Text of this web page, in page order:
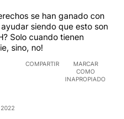
se han ganado con
siendo que esto son
Solo cuando tienen
sino, no!
COMPARTIR
MARCAR
COMO
INAPROPIADO
2022